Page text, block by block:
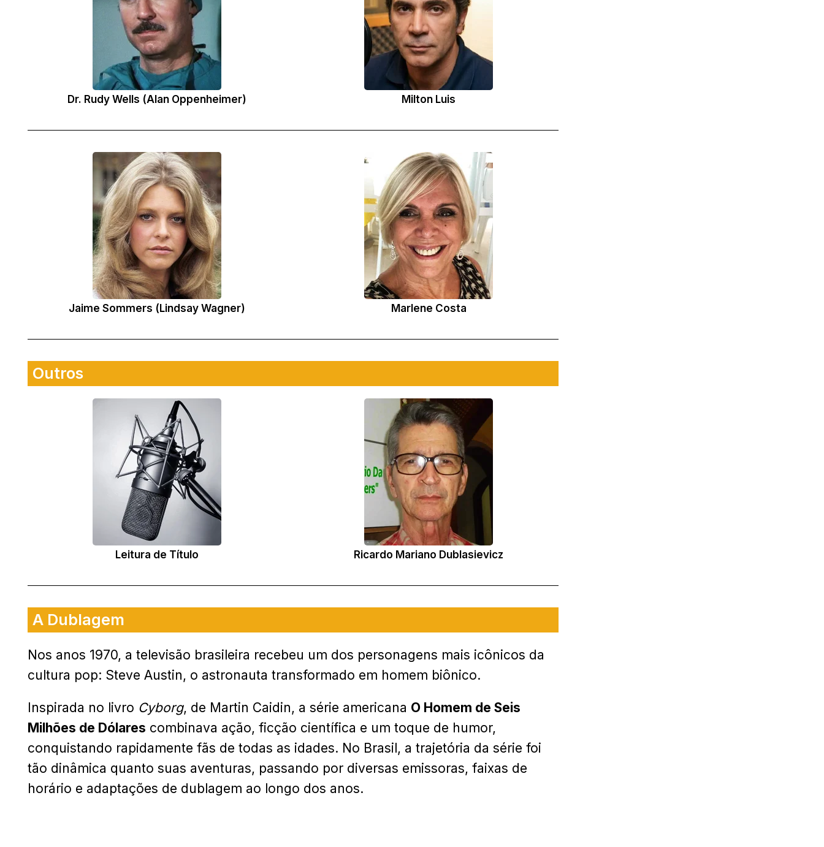
Dr. Rudy Wells (Alan Oppenheimer) Milton Luis
Jaime Sommers (Lindsay Wagner) Marlene Costa
Outros
Leitura de Título Ricardo Mariano Dublasievicz
A Dublagem
Nos anos 1970, a televisão brasileira recebeu um dos personagens mais icônicos da
cultura pop: Steve Austin, o astronauta transformado em homem biônico.
Inspirada no livro Cyborg, de Martin Caidin, a série americana O Homem de Seis
Milhões de Dólares combinava ação, ficção científica e um toque de humor,
conquistando rapidamente fãs de todas as idades. No Brasil, a trajetória da série foi
tão dinâmica quanto suas aventuras, passando por diversas emissoras, faixas de
horário e adaptações de dublagem ao longo dos anos.